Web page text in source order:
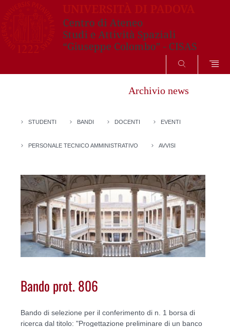
SEARCH
Archivio news
STUDENTI BANDI DOCENTI EVENTI
PERSONALE TECNICO AMMINISTRATIVO AVVISI
Bando prot. 806
Bando di selezione per il conferimento di n. 1 borsa di
ricerca dal titolo: "Progettazione preliminare di un banco